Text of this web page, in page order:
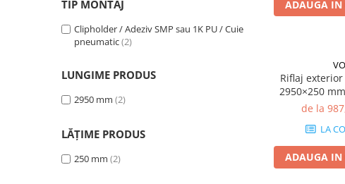
Panouri Decorative Premium
TIP MONTAJ
Clipholder / Adeziv SMP sau 1K PU / Cuie
pneumatic(2)
LUNGIME PRODUS
2950 mm (2)
LĂȚIME PRODUS
250 mm (2)
ADAUGA IN
Riflaj exterior
2950×250
mp/cutie
de la
LA
ADAUGA IN